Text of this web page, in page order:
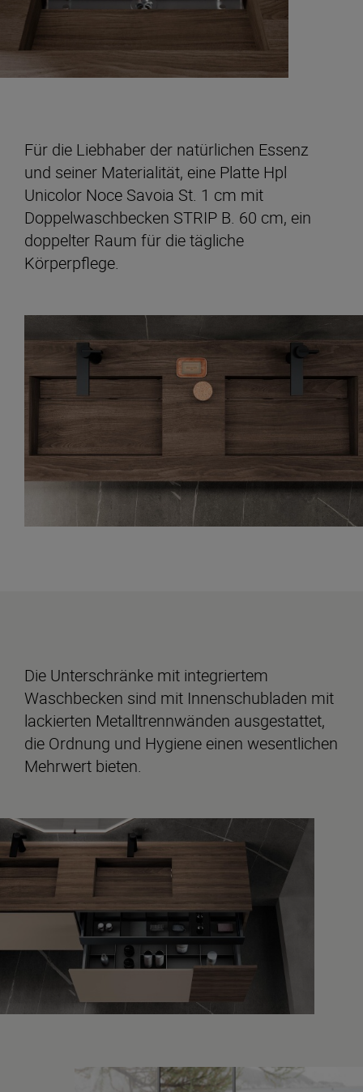
Für die Liebhaber der natürlichen Essenz
und seiner Materialität, eine Platte Hpl
Unicolor Noce Savoia St. 1 cm mit
Doppelwaschbecken STRIP B. 60 cm, ein
doppelter Raum für die tägliche
Körperpflege.
Die Unterschränke mit integriertem
Waschbecken sind mit Innenschubladen mit
lackierten Metalltrennwänden ausgestattet,
die Ordnung und Hygiene einen wesentlichen
Mehrwert bieten.